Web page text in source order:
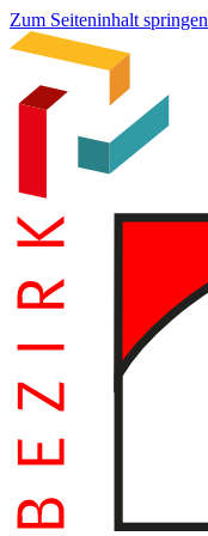
Zum Seiteninhalt springen